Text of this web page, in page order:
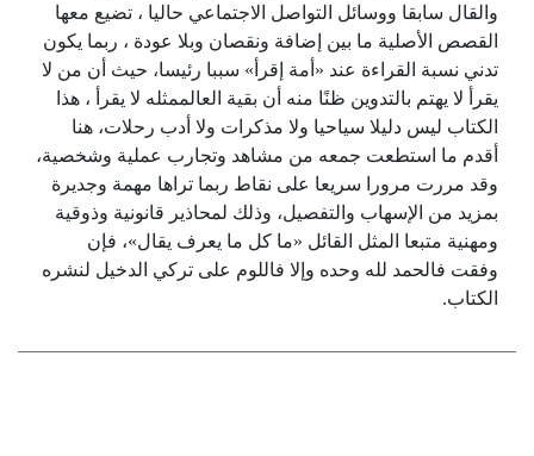
والقال سابقا ووسائل التواصل الاجتماعي حاليا ، تضيع معها
القصص الأصلية ما بين إضافة ونقصان وبلا عودة ، ربما يكون
تدني نسبة القراءة عند «أمة إقرأ» سببا رئيسا، حيث أن من لا
يقرأ لا يهتم بالتدوين ظنًا منه أن بقية العالممثله لا يقرأ ، هذا
الكتاب ليس دليلا سياحيا ولا مذكرات ولا أدب رحلات، هنا
أقدم ما استطعت جمعه من مشاهد وتجارب عملية وشخصية،
وقد مررت مرورا سريعا على نقاط ربما تراها مهمة وجديرة
بمزيد من الإسهاب والتفصيل، وذلك لمحاذير قانونية وذوقية
ومهنية متبعا المثل القائل «ما كل ما يعرف يقال»، فإن
وفقت فالحمد لله وحده وإلا فاللوم على تركي الدخيل لنشره
الكتاب.